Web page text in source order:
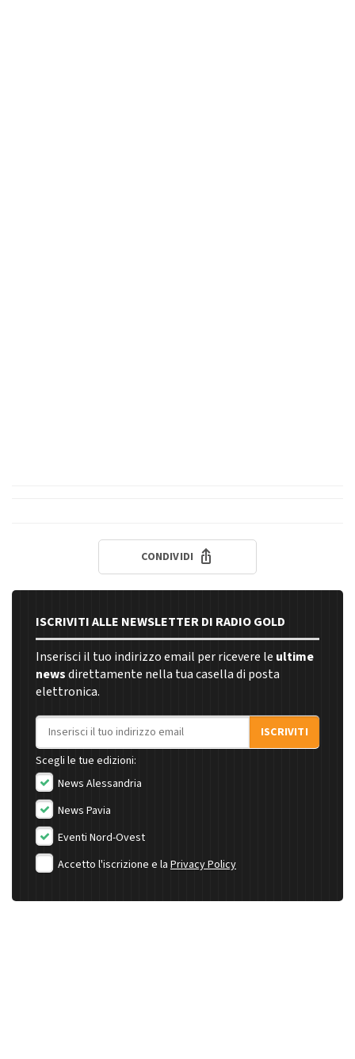
CONDIVIDI
ISCRIVITI ALLE NEWSLETTER DI RADIO GOLD
Inserisci il tuo indirizzo email per ricevere le ultime
newsdirettamente nella tua casella di posta
elettronica.
Indirizzo email
ISCRIVITI
Scegli le tue edizioni:
News Alessandria
News Pavia
Eventi Nord-Ovest
Accetto l'iscrizione e la Privacy Policy